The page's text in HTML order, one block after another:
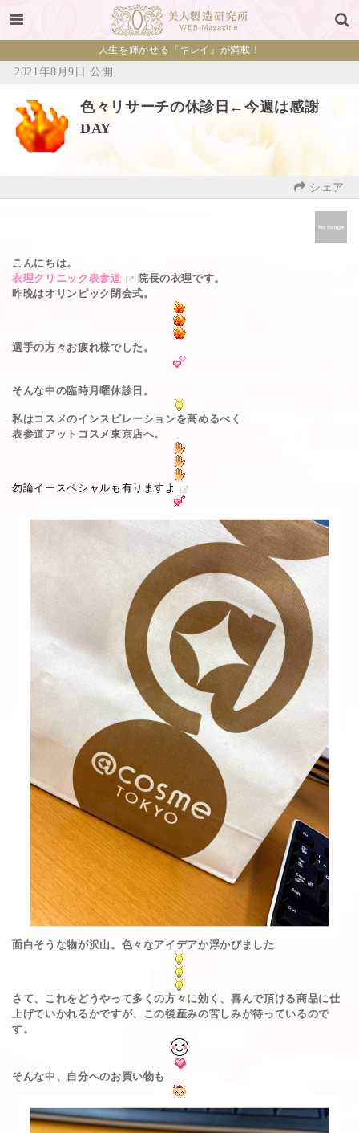
人生を輝かせる『キレイ』が満載！
2021年8月9日 公開
色々リサーチの休診日←今週は感謝
DAY
シェア
こんにちは。
衣理クリニック表参道
院長の衣理です。
昨晩はオリンピック閉会式。
選手の方々お疲れ様でした。
そんな中の臨時月曜休診日。
私はコスメのインスピレーションを高めるべく
表参道アットコスメ東京店へ。
勿論イースペシャルも有りますよ
面白そうな物が沢山。色々なアイデアか浮かびました
さて、これをどうやって多くの方々に効く、喜んで頂ける商品に仕
上げていかれるかですが、この後産みの苦しみが待っているので
す。
そんな中、自分へのお買い物も